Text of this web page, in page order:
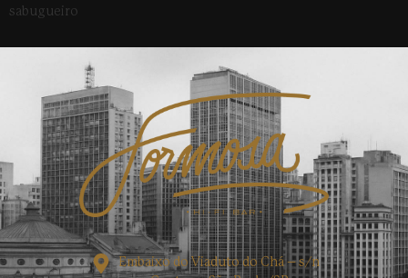
sabugueiro
Embaixo do Viaduto do Chá – s/n